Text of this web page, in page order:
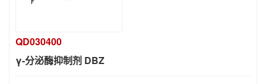
QD030400
γ-分泌酶抑制剂 DBZ